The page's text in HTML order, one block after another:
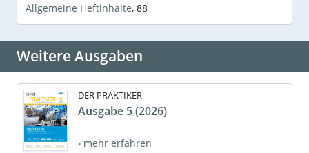
Allgemeine Heftinhalte, 88
Weitere Ausgaben
DER PRAKTIKER
Ausgabe 5 (2026)
› mehr erfahren